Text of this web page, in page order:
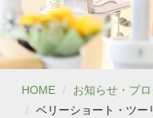
HOME お知らせ・ブ
ベリーショート・ツー